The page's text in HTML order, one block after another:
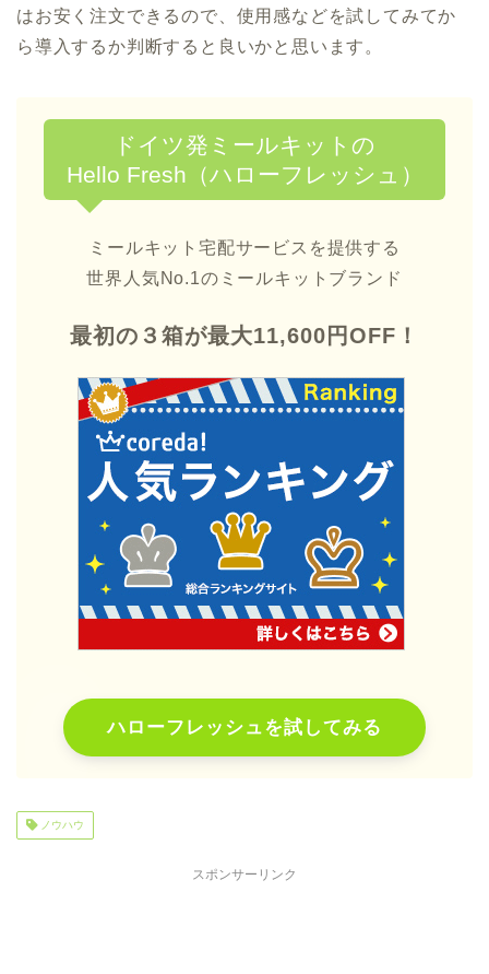
はお安く注文できるので、使用感などを試してみてか
ら導入するか判断すると良いかと思います。
ドイツ発ミールキットの
Hello Fresh（ハローフレッシュ）
ミールキット宅配サービスを提供する
世界人気No.1のミールキットブランド
最初の３箱が最大11,600円OFF！
ハローフレッシュを試してみる
ノウハウ
スポンサーリンク